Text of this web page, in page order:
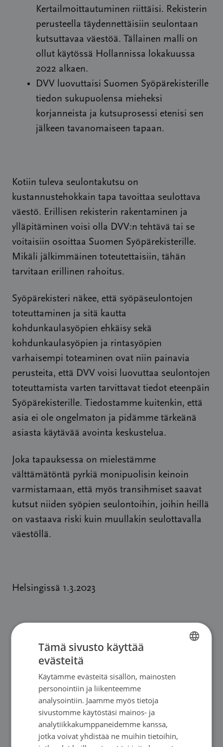
Kertailmoittautuminen riittäisi. Rekisterin
perusteella täydennettäisiin seulontaan
kutsuttavaa väestöä. Tällainen malli on
ollut käytössä Hollannissa lokakuussa
2022 alkaen.
DVV luovuttaisi Suomen Syöpärekisterille
tiedon sukupuolensa mieheksi
korjanneista ja kutsuprosessi etenisi sen
jälkeen tavanomaiseen tapaan.
Kotiin tuleva seulontakutsu on
kustannustehokkain tapa tavoittaa seulottava
väestö. Erillisen rekisterin rakentaminen ja
ylläpitäminen voisi olla DVV:n tehtävä tai se
voitaisiin osoittaa Suomen Syöpärekisterille.
Mikäli jälkimmäinen toteutettaisiin, tähän
tarvitaan erillinen rahoitus.
Syöpärekisteri näkee, että syöpäseulontojen
toteuttaminen ja sitä kautta
kohdunkaulasyöpien ehkäisy sekä
kohdunkaulasyöpien ja rintasyöpien
varhaisempi toteaminen ovat niin painavia
perusteita, että DVV voisi luovuttaa seulontojen
toteuttamista varten tarvittavat tiedot eteenpäin
Syöpärekisterille. Tiedostamme kuitenkin, että
asia ei ole ongelmaton ja pidämme tärkeänä
asiasta käytävää avointa keskustelua.
Joka tapauksessa on mielestämme
välttämätöntä pyrkiä monipuolisin keinoin
varmistamaan, että myös transihmiset saavat
kutsut niiden syöpien seulontoihin, joihin heillä
on vastaava riski kuin muullakin seulottavalla
väestöllä.
Helsingissä 1.3.2023
Tytti Sarkeala
seulontajohtaja
Suomen Syöpärekisteri
Lisätiedot:
FINNISH
Tämä sivusto käyttää
evästeitä
Käytämme evästeitä sisällön, mainosten
personointiin ja liikenteemme
analysointiin. Jaamme myös tietoja
sivustomme käytöstäsi mainos- ja
analytiikkakumppaneidemme kanssa,
jotka voivat yhdistää ne muihin tietoihin,